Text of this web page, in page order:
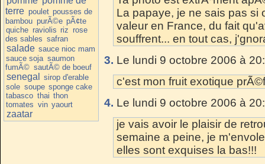
terre poulet pousses de
bambou purÃ©e pÃ¢te
quiche raviolis riz rose
des sables safran
salade sauce nioc mam
sauce soja saumon
fumÃ© sautÃ© de boeuf
senegal
sirop d'erable
sole soupe sponge cake
tabasco thai thon
tomates vin yaourt
zaatar
La papaye, je ne sais pas
valeur en France, du fait
souffrent... en tout cas,
3. Le lundi 9 octobre 2006 à
c'est mon fruit exotique
4. Le lundi 9 octobre 2006 à
je vais avoir le plaisir de
semaine a peine, je
elles sont exquises la bas!!!